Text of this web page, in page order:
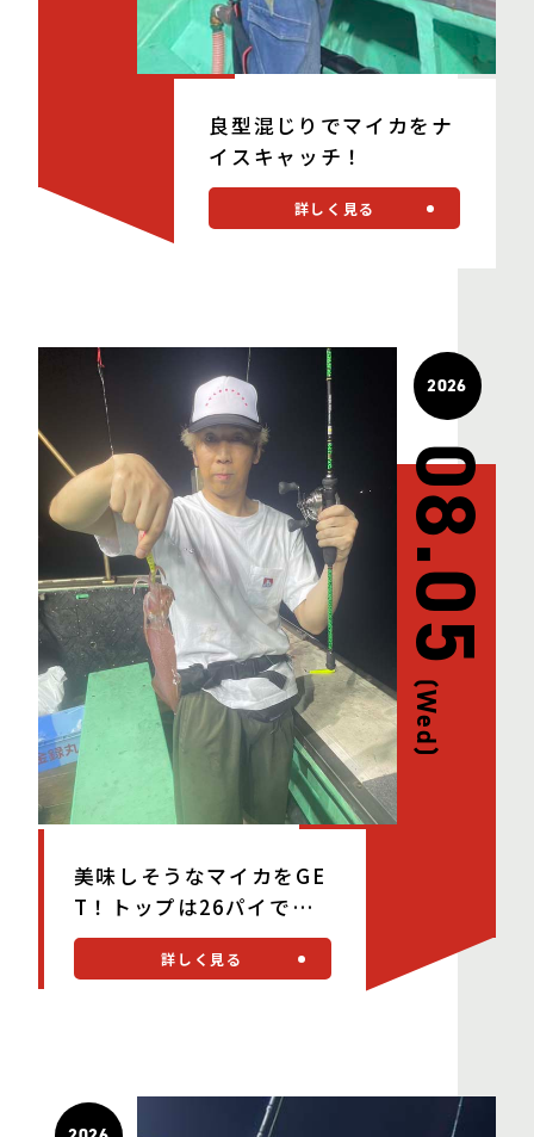
良型混じりでマイカをナ
イスキャッチ！
詳しく見る
美味しそうなマイカをGE
T！トップは26パイでし
た♪
詳しく見る
2026
08.05
(Wed)